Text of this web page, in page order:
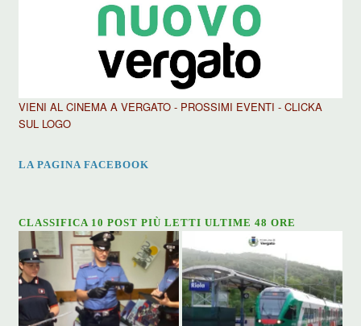
VIENI AL CINEMA A VERGATO - PROSSIMI EVENTI - CLICKA
SUL LOGO
LA PAGINA FACEBOOK
CLASSIFICA 10 POST PIÙ LETTI ULTIME 48 ORE